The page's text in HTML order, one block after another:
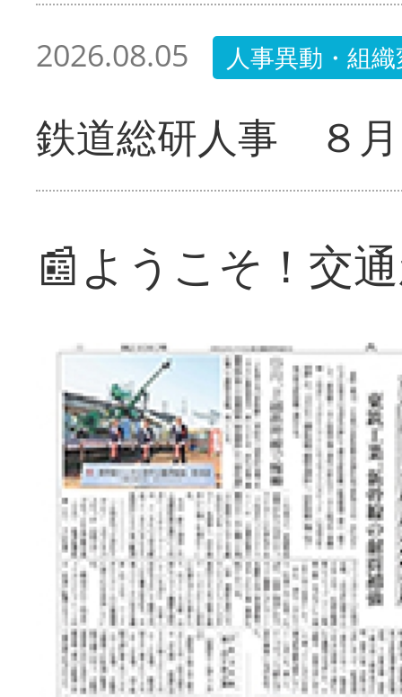
2026.08.05 人事異動・組
鉄道総研人事 ８
📰ようこそ！交